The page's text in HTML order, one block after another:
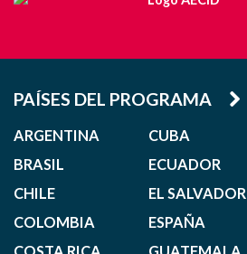
PAÍSES DEL PROGRAMA
ARGENTINA
BRASIL
CHILE
COLOMBIA
CUBA
ECUADOR
EL SALVADOR
ESPAÑA